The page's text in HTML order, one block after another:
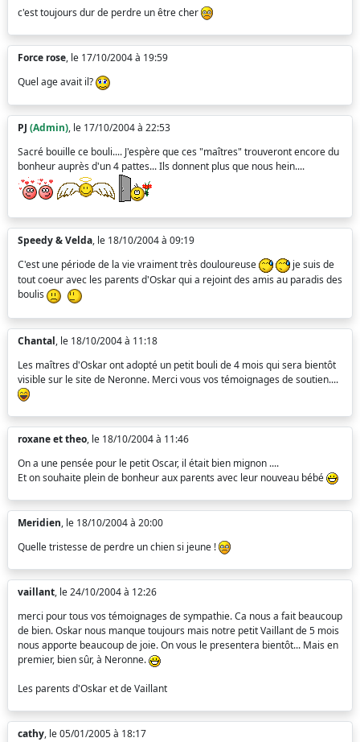
c'est toujours dur de perdre un être cher
Force rose, le 17/10/2004 à 19:59
Quel age avait il?
PJ (Admin), le 17/10/2004 à 22:53
Sacré bouille ce bouli.... J'espère que ces "maîtres" trouveront encore du
bonheur auprès d'un 4 pattes... Ils donnent plus que nous hein....
Speedy & Velda, le 18/10/2004 à 09:19
C'est une période de la vie vraiment très douloureuse
je suis de
tout coeur avec les parents d'Oskar qui a rejoint des amis au paradis des
boulis
Chantal, le 18/10/2004 à 11:18
Les maîtres d'Oskar ont adopté un petit bouli de 4 mois qui sera bientôt
visible sur le site de Neronne. Merci vous vos témoignages de soutien....
roxane et theo, le 18/10/2004 à 11:46
On a une pensée pour le petit Oscar, il était bien mignon ....
Et on souhaite plein de bonheur aux parents avec leur nouveau bébé
Meridien, le 18/10/2004 à 20:00
Quelle tristesse de perdre un chien si jeune !
vaillant, le 24/10/2004 à 12:26
merci pour tous vos témoignages de sympathie. Ca nous a fait beaucoup
de bien. Oskar nous manque toujours mais notre petit Vaillant de 5 mois
nous apporte beaucoup de joie. On vous le presentera bientôt... Mais en
premier, bien sûr, à Neronne.
Les parents d'Oskar et de Vaillant
cathy, le 05/01/2005 à 18:17